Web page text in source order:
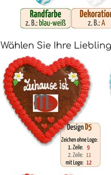
Wählen Sie Ihre